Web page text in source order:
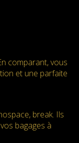
comparant, vous
et une parfaite
break. Ils
bagages à